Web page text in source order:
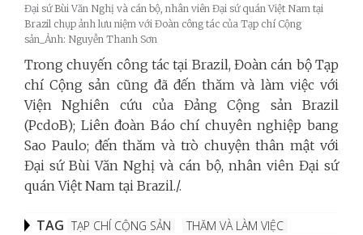
Đại sứ Bùi Văn Nghị và cán bộ, nhân viên Đại sứ quán Việt Nam tại
Brazil chụp ảnh lưu niệm với Đoàn công tác của Tạp chí Cộng
sản_Ảnh: Nguyễn Thanh Sơn
Trong chuyến công tác tại Brazil, Đoàn cán bộ Tạp
chí Cộng sản cũng đã đến thăm và làm việc với
Viện Nghiên cứu của Đảng Cộng sản Brazil
(PcdoB); Liên đoàn Báo chí chuyên nghiệp bang
Sao Paulo; đến thăm và trò chuyện thân mật với
Đại sứ Bùi Văn Nghị và cán bộ, nhân viên Đại sứ
quán Việt Nam tại Brazil./.
TAG TẠP CHÍ CỘNG SẢN THĂM VÀ LÀM VIỆC